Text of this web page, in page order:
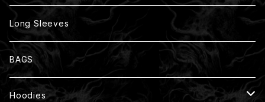
Size XL
Size XXL
Size XXXL
Long Sleeves
BAGS
Hoodies